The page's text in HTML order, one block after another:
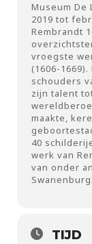
Museum
2019 tot
Rembrandt
vroegste
(1606-
schouders
zijn talent
maakte,
40
werk van
van onder
Swanenburg.
TIJD